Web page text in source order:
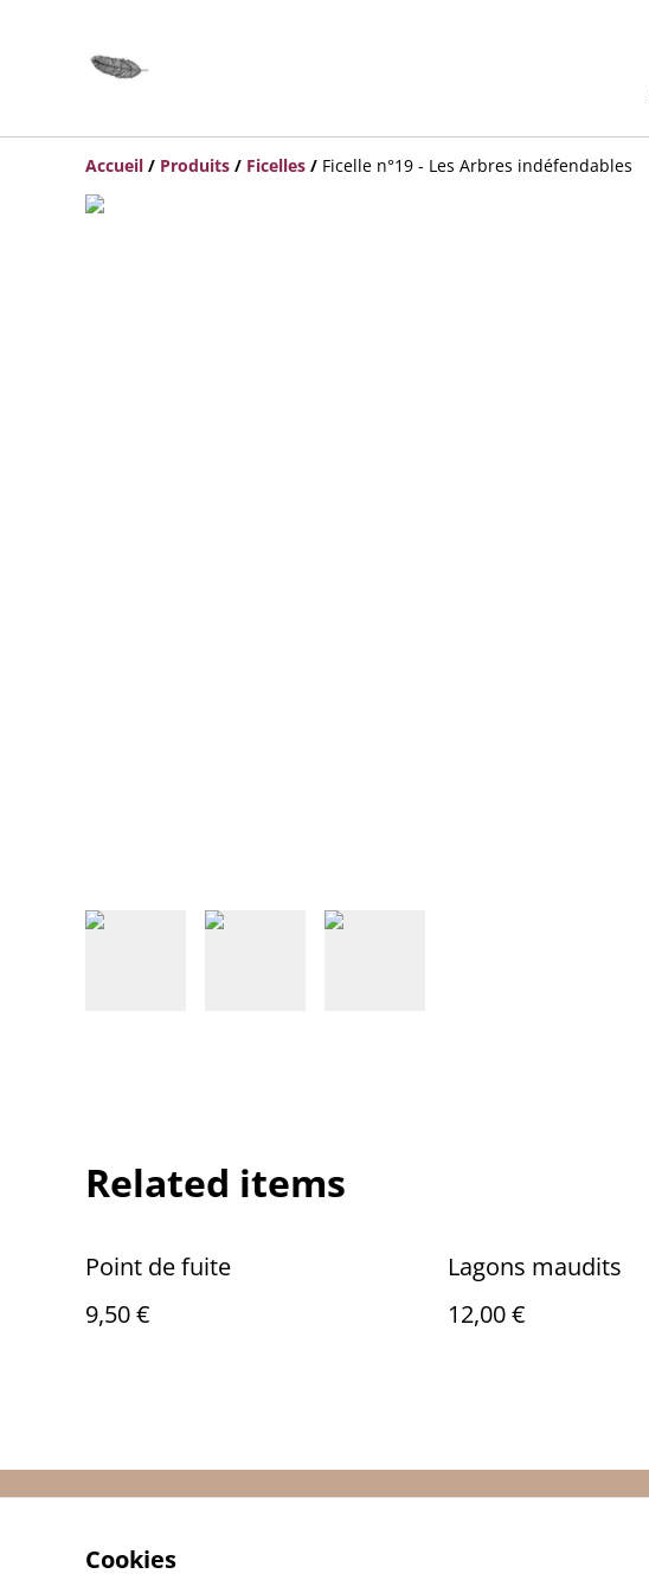
Accueil / Produits / Ficelles / Ficelle n°19 - Les Arbres indéfendables
Related items
Point de fuite
9,50 €
Lagons maudits
12,00 €
Cookies